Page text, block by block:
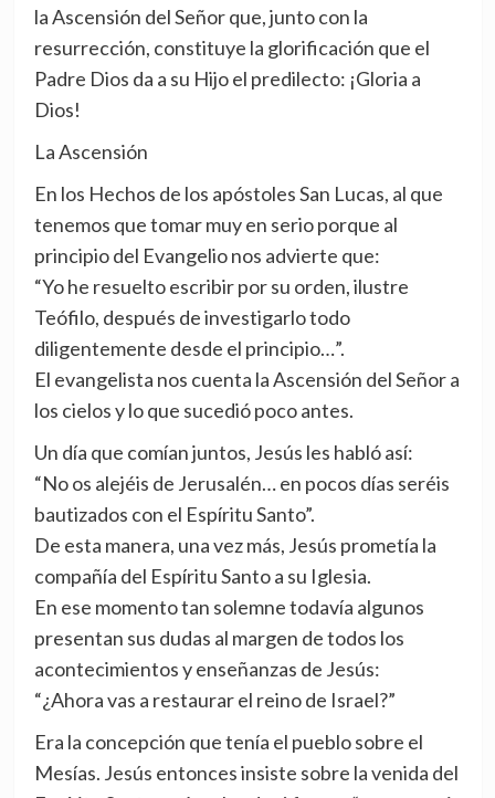
la Ascensión del Señor que, junto con la
resurrección, constituye la glorificación que el
Padre Dios da a su Hijo el predilecto: ¡Gloria a
Dios!
La Ascensión
En los Hechos de los apóstoles San Lucas, al que
tenemos que tomar muy en serio porque al
principio del Evangelio nos advierte que:
“Yo he resuelto escribir por su orden, ilustre
Teófilo, después de investigarlo todo
diligentemente desde el principio…”.
El evangelista nos cuenta la Ascensión del Señor a
los cielos y lo que sucedió poco antes.
Un día que comían juntos, Jesús les habló así:
“No os alejéis de Jerusalén… en pocos días seréis
bautizados con el Espíritu Santo”.
De esta manera, una vez más, Jesús prometía la
compañía del Espíritu Santo a su Iglesia.
En ese momento tan solemne todavía algunos
presentan sus dudas al margen de todos los
acontecimientos y enseñanzas de Jesús:
“¿Ahora vas a restaurar el reino de Israel?”
Era la concepción que tenía el pueblo sobre el
Mesías. Jesús entonces insiste sobre la venida del